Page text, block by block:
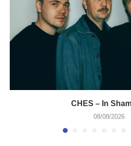
CHES – In
08/08/2026